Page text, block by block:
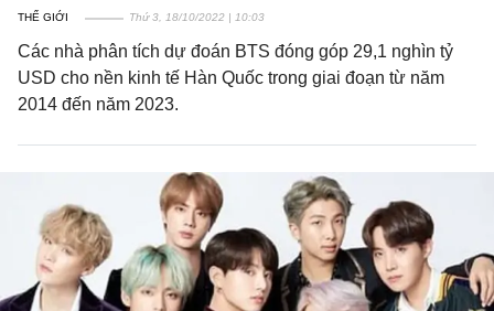
THẾ GIỚI Thứ 3, 18/10/2022 | 10:03
Các nhà phân tích dự đoán BTS đóng góp 29,1 nghìn tỷ
USD cho nền kinh tế Hàn Quốc trong giai đoạn từ năm
2014 đến năm 2023.